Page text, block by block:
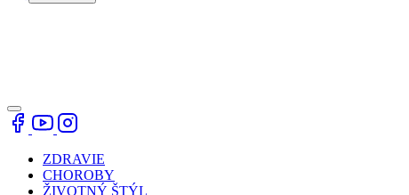
ZDRAVIE
CHOROBY
ŽIVOTNÝ ŠTÝL